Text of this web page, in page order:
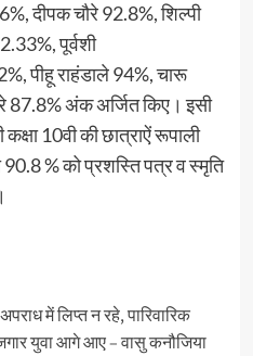
दीपक चौरे 92.8%, शिल्पी
पूर्वशी
पीहू राहंडाले 94%, चारू
अंक अर्जित किए। इसी
10वी की छात्राऐं रूपाली
% को प्रशस्ति पत्र व स्मृति
में लिप्त न रहे, पारिवारिक
युवा आगे आए – वासु कनौजिया